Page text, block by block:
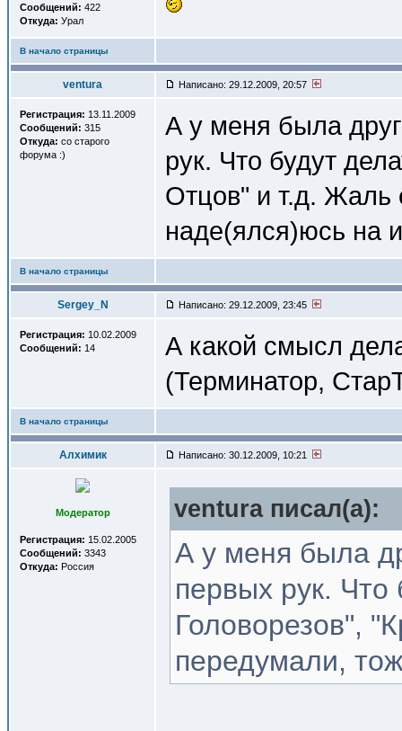
Сообщений: 422
Откуда: Урал
В начало страницы
ventura Написано: 29.12.2009, 20:57
Регистрация: 13.11.2009
Сообщений: 315
Откуда: со старого
форума :)
А у меня была
рук. Что будут
Отцов" и т.д. Жаль
наде(ялся)юсь на
В начало страницы
Sergey_N Написано: 29.12.2009, 23:45
Регистрация: 10.02.2009
Сообщений: 14
А какой смысл
(Терминатор,
В начало страницы
Алхимик Написано: 30.12.2009, 10:21
Модератор
Регистрация: 15.02.2005
Сообщений: 3343
Откуда: Россия
ventura писал(a):
А у меня была
первых рук. Что
Головорезов",
передумали,